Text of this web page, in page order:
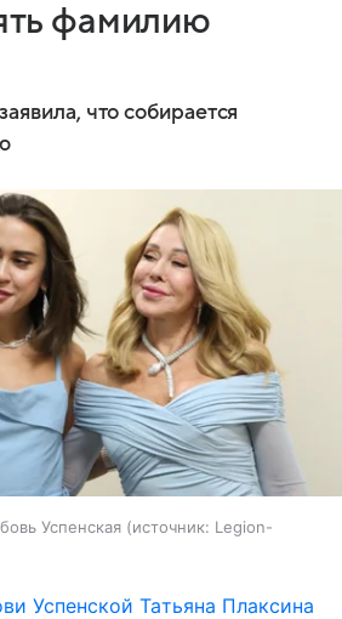
фамилию
что собирается
Успенская источник: Legion-
Успенской Татьяна Плаксина